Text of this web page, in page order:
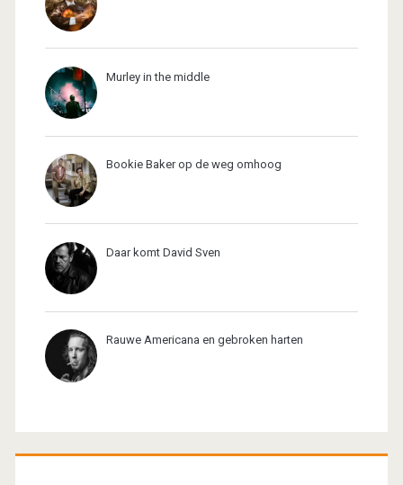
Murley in the middle
Bookie Baker op de weg omhoog
Daar komt David Sven
Rauwe Americana en gebroken harten